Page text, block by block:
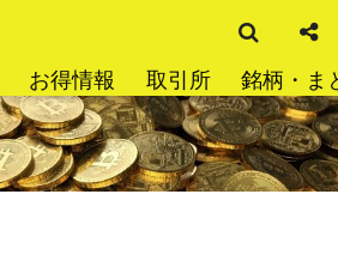
お得情報 取引所 銘柄・ま
索